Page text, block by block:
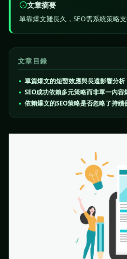
文章摘要
單靠爆文難長久，SEO需系統策略支
文章目錄
單篇爆文的短暫效應與長遠影響分析
SEO成功依賴多元策略而非單一內容
依賴爆文的SEO策略是否忽略了持續